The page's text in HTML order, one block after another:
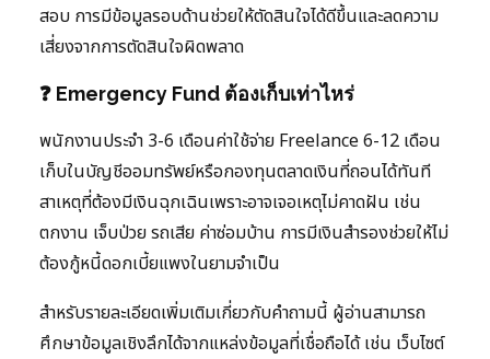
สอบ การมีข้อมูลรอบด้านช่วยให้ตัดสินใจได้ดีขึ้นและลดความ
เสี่ยงจากการตัดสินใจผิดพลาด
❓ Emergency Fund ต้องเก็บเท่าไหร่
พนักงานประจำ 3-6 เดือนค่าใช้จ่าย Freelance 6-12 เดือน
เก็บในบัญชีออมทรัพย์หรือกองทุนตลาดเงินที่ถอนได้ทันที
สาเหตุที่ต้องมีเงินฉุกเฉินเพราะอาจเจอเหตุไม่คาดฝัน เช่น
ตกงาน เจ็บป่วย รถเสีย ค่าซ่อมบ้าน การมีเงินสำรองช่วยให้ไม่
ต้องกู้หนี้ดอกเบี้ยแพงในยามจำเป็น
สำหรับรายละเอียดเพิ่มเติมเกี่ยวกับคำถามนี้ ผู้อ่านสามารถ
ศึกษาข้อมูลเชิงลึกได้จากแหล่งข้อมูลที่เชื่อถือได้ เช่น เว็บไซต์